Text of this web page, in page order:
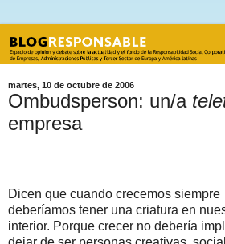
martes, 10 de octubre de 2006
Ombudsperson: un/a
empresa
Dicen que cuando crecemos siempre
deberíamos tener una criatura en
interior. Porque crecer no debería